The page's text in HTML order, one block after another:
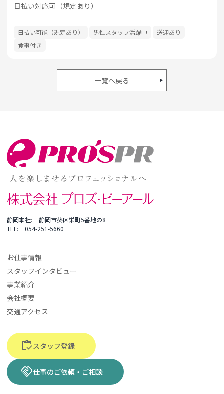
日払い対応可（規定あり）
日払い可能（規定あり） 男性スタッフ活躍中
送迎あり
食事付き
一覧へ戻る
静岡本社
静岡市葵区栄町5番地の8
TEL
054-251-5660
お仕事情報
スタッフインタビュー
事業紹介
会社概要
交通アクセス
inventoryスタッフ登録
handshake仕事のご依頼・ご相談